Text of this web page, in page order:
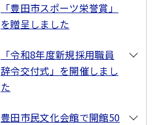
「豊田市スポーツ栄誉賞」
を贈呈しました
「令和8年度新規採用職員
辞令交付式」を開催しまし
た
豊田市民文化会館で開館50